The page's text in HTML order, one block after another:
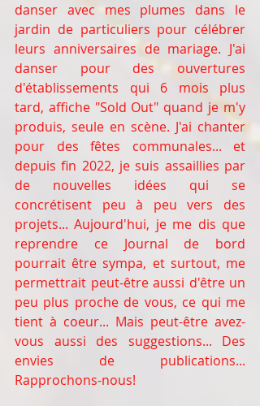
danser avec mes plumes dans le
jardin de particuliers pour célébrer
leurs anniversaires de mariage. J'ai
danser pour des ouvertures
d'établissements qui 6 mois plus
tard, affiche "Sold Out" quand je m'y
produis, seule en scène. J'ai chanter
pour des fêtes communales... et
depuis fin 2022, je suis assaillies par
de nouvelles idées qui se
concrétisent peu à peu vers des
projets... Aujourd'hui, je me dis que
reprendre ce Journal de bord
pourrait être sympa, et surtout, me
permettrait peut-être aussi d'être un
peu plus proche de vous, ce qui me
tient à coeur... Mais peut-être avez-
vous aussi des suggestions... Des
envies de publications...
Rapprochons-nous!